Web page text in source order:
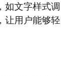
如文字样式调
让用户能够轻